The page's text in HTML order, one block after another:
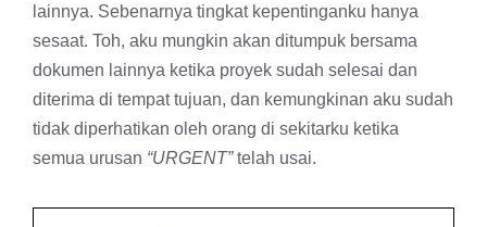
lainnya. Sebenarnya tingkat kepentinganku hanya
sesaat. Toh, aku mungkin akan ditumpuk bersama
dokumen lainnya ketika proyek sudah selesai dan
diterima di tempat tujuan, dan kemungkinan aku sudah
tidak diperhatikan oleh orang di sekitarku ketika
semua urusan “URGENT”telah usai.